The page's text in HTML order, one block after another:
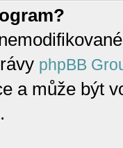
phpBB
a může být
.